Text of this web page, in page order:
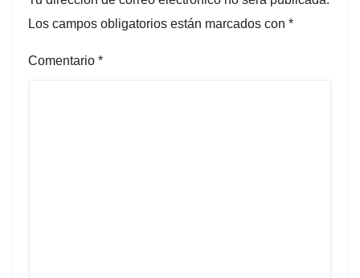
Los campos obligatorios están marcados con *
Comentario *